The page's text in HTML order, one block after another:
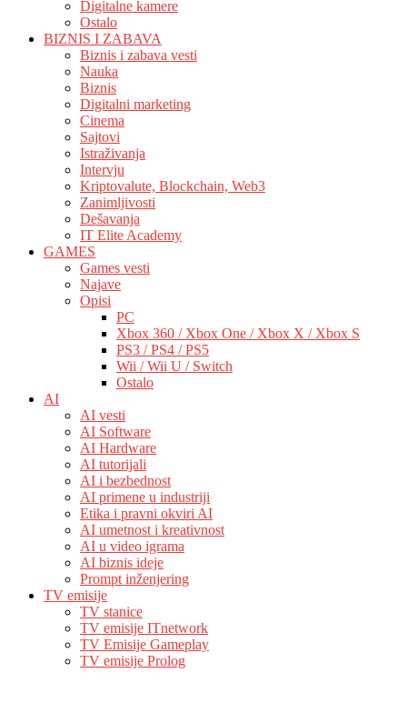
Digitalne kamere
Ostalo
BIZNIS I ZABAVA
Biznis i zabava vesti
Nauka
Biznis
Digitalni marketing
Cinema
Sajtovi
Istraživanja
Intervju
Kriptovalute, Blockchain, Web3
Zanimljivosti
Dešavanja
IT Elite Academy
GAMES
Games vesti
Najave
Opisi
PC
Xbox 360 / Xbox One / Xbox X / Xbox S
PS3 / PS4 / PS5
Wii / Wii U / Switch
Ostalo
AI
AI vesti
AI Software
AI Hardware
AI tutorijali
AI i bezbednost
AI primene u industriji
Etika i pravni okviri AI
AI umetnost i kreativnost
AI u video igrama
AI biznis ideje
Prompt inženjering
TV emisije
TV stanice
TV emisije ITnetwork
TV Emisije Gameplay
TV emisije Prolog